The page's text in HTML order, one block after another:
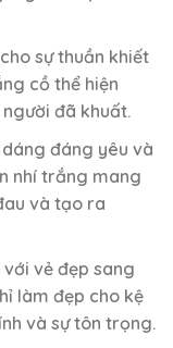
sự thuần khiết
cồ thể hiện
đã khuất.
dáng đáng yêu và
nhí trắng mang
và tạo ra
vẻ đẹp sang
làm đẹp cho kệ
và sự tôn trọng.